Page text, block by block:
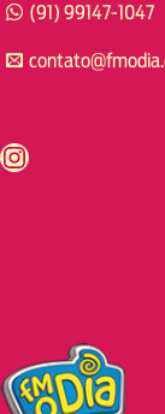
(91) 99147-1047
https://www.instagram.com/fmodia.cabofrio/